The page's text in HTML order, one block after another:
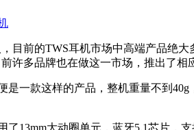
目前的TWS耳机市场中高端产品绝
许多品牌也在做这一市场，推出了相
是一款这样的产品，整机重量不到
了13mm大动圈单元，蓝牙5.1芯片，